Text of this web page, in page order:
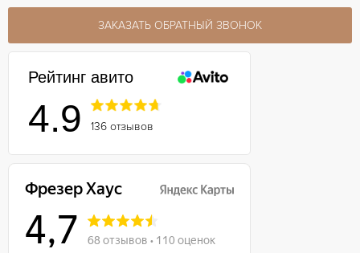
ЗАКАЗАТЬ ОБРАТНЫЙ ЗВОНОК
Рейтинг авито
4.9 136 отзывов